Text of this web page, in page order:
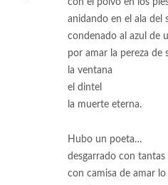
con el polvo en los
anidando en el ala del
condenado al azul de
por amar la pereza de
la ventana
el dintel
la muerte eterna.
Hubo un poeta…
desgarrado con tantas
con camisa de amar